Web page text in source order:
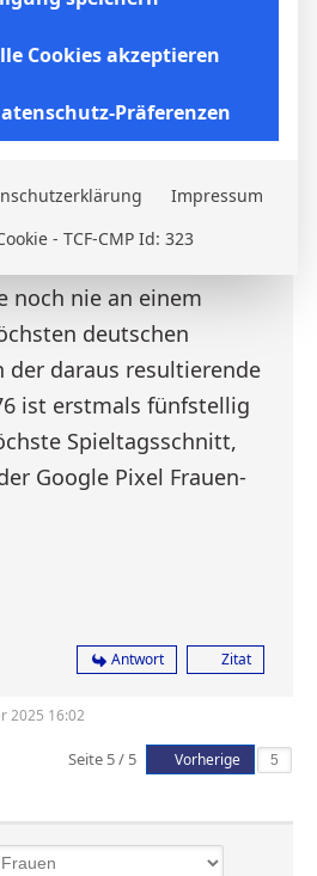
und hat dabei
Fans strömten in die
Frankfurt, Köln,
noch nie an einem
deutschen
der daraus resultierende
ist erstmals fünfstellig
Spieltagsschnitt,
Google Pixel Frauen-
Antwort Zitat
2025 16:02
Seite 5 / 5 Vorherige
Cookies akzeptieren
Präferenzen
Impressum
- TCF-CMP Id: 323